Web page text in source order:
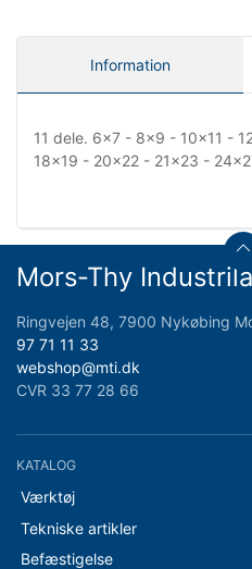
Information
11 dele. 6x7 - 8x9 - 10x11 -
18x19 - 20x22 - 21x23 -
Mors-Thy
Ringvejen 48, 7900 Nykøbing
97 71 11 33
webshop@mti.dk
CVR 33 77 28 66
KATALOG
Værktøj
Tekniske artikler
Befæstigelse